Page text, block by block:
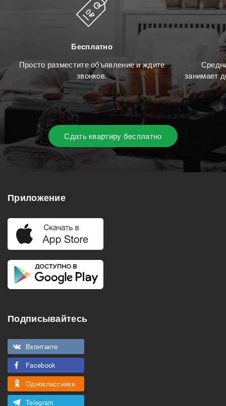
Бесплатно
Просто разместите объявление и ждите
звонков.
занимает
Сдать квартиру бесплатно
Приложение
Подписывайтесь
Вконтакте
Facebook
Одноклассники
Telegram